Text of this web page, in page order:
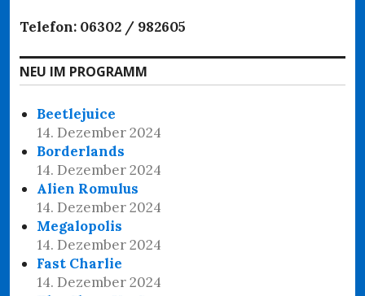
Telefon: 06302 / 982605
NEU IM PROGRAMM
Beetlejuice
14. Dezember 2024
Borderlands
14. Dezember 2024
Alien Romulus
14. Dezember 2024
Megalopolis
14. Dezember 2024
Fast Charlie
14. Dezember 2024